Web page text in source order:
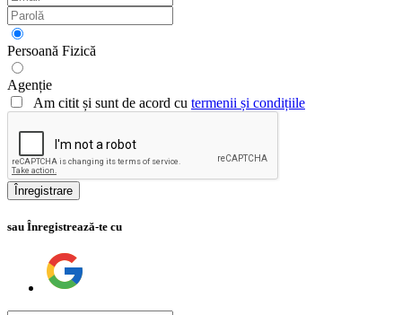
Persoană Fizică
Agenție
Am citit și sunt de acord cu termenii și condițiile
Înregistrare
sau Înregistrează-te cu